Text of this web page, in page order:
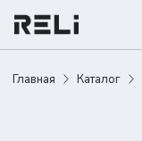
Главная Каталог